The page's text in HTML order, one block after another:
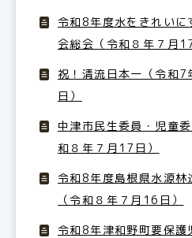
令和8年度水をきれいに
会総会（令和８年７月17
祝！清流日本一（令和
日）
中津市民生委員・児童
和８年７月17日）
令和8年度島根県水源林
（令和８年７月16日）
令和8年津和野町要保護